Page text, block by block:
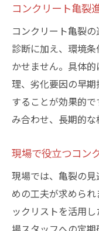
コンクリート亀裂
コンクリート亀裂
診断に加え、環境
かせません。具体
理、劣化要因の早
することが効果的
み合わせ、長期的な
現場で役立つコン
現場では、亀裂の
めの工夫が求めら
ックリストを活用